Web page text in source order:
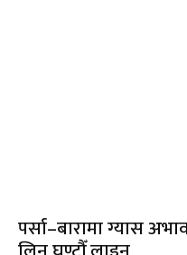
पर्सा–बारामा ग्यास